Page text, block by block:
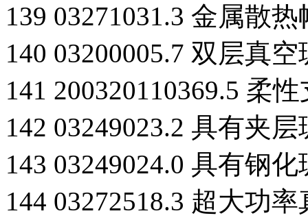
139 03271031.3 金属散
140 03200005.7 双层真空
141 200320110369.5 柔
142 03249023.2 具有夹
143 03249024.0 具有钢
144 03272518.3 超大功